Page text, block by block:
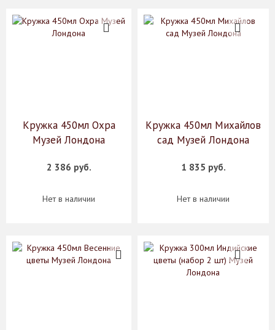
Кружка 450мл Охра
Музей Лондона
2 386 руб.
Нет в наличии
Кружка 450мл Михайлов
сад Музей Лондона
1 835 руб.
Нет в наличии